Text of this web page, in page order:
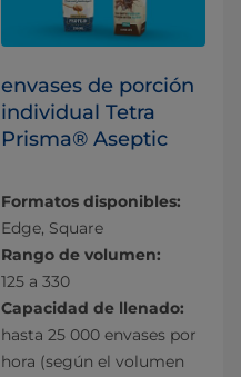
envases de porción
individual Tetra
Prisma® Aseptic
Formatos disponibles:
Edge, Square
Rango de volumen:
125 a 330
Capacidad de llenado:
hasta 25 000 envases por
hora (según el volumen